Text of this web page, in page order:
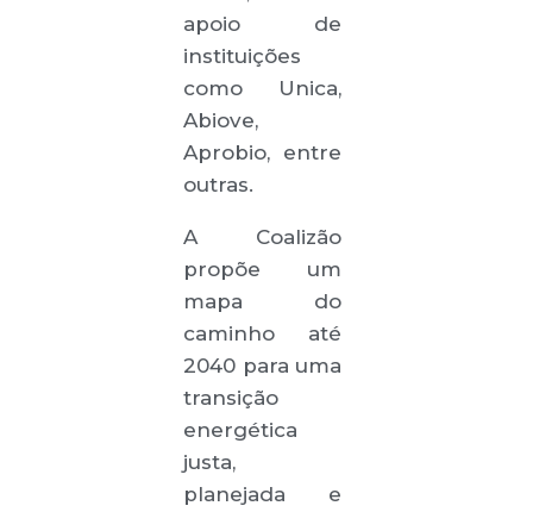
apoio de
instituições
como Unica,
Abiove,
Aprobio, entre
outras.
A Coalizão
propõe um
mapa do
caminho até
2040 para uma
transição
energética
justa,
planejada e